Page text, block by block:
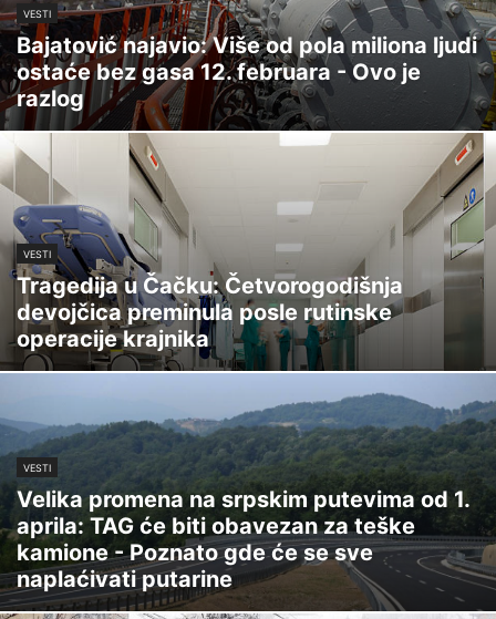
VESTI
Bajatović najavio: Više od pola miliona ljudi
ostaće bez gasa 12. februara - Ovo je
razlog
VESTI
Tragedija u Čačku: Četvorogodišnja
devojčica preminula posle rutinske
operacije krajnika
VESTI
Velika promena na srpskim putevima od 1.
aprila: TAG će biti obavezan za teške
kamione - Poznato gde će se sve
naplaćivati putarine